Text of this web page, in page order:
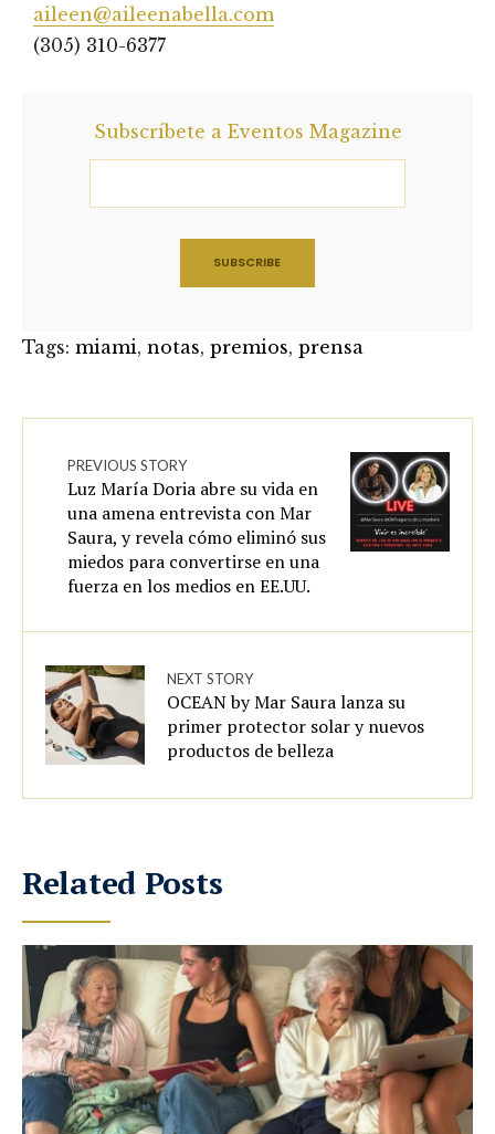
aileen@aileenabella.com
(305) 310-6377
Subscríbete a Eventos Magazine
Tags: miami, notas, premios, prensa
PREVIOUS STORY
Luz María Doria abre su vida en
una amena entrevista con Mar
Saura, y revela cómo eliminó sus
miedos para convertirse en una
fuerza en los medios en EE.UU.
NEXT STORY
OCEAN by Mar Saura lanza su
primer protector solar y nuevos
productos de belleza
Related Posts